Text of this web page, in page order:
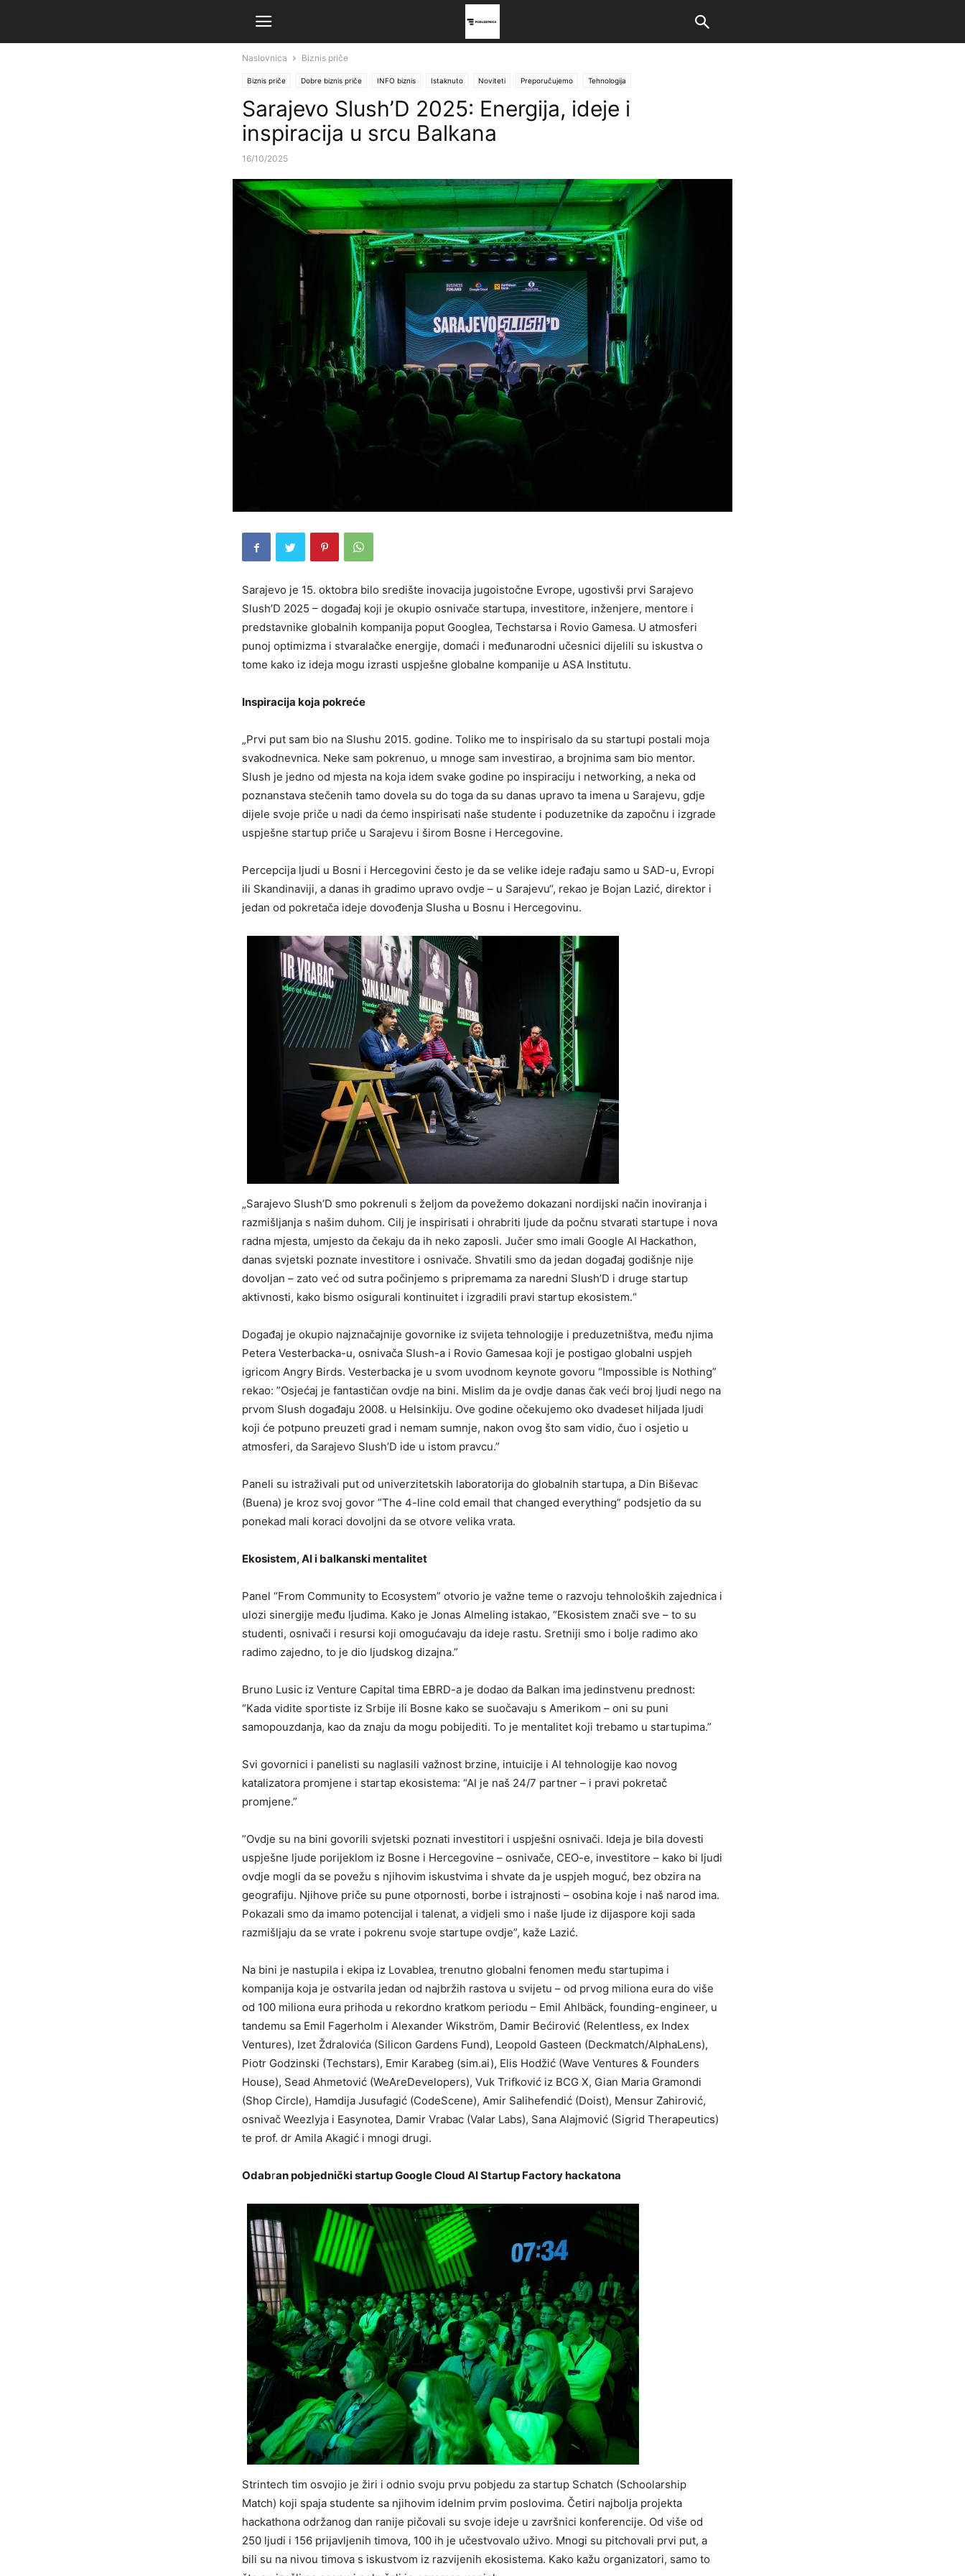
Naslovnica Biznis priče
Biznis priče Dobre biznis priče INFO biznis Istaknuto Noviteti Preporučujemo Tehnologija
Sarajevo Slush’D 2025: Energija, ideje i
inspiracija u srcu Balkana
16/10/2025
Sarajevo je 15. oktobra bilo središte inovacija jugoistočne Evrope, ugostivši prvi Sarajevo
Slush’D 2025 – događaj koji je okupio osnivače startupa, investitore, inženjere, mentore i
predstavnike globalnih kompanija poput Googlea, Techstarsa i Rovio Gamesa. U atmosferi
punoj optimizma i stvaralačke energije, domaći i međunarodni učesnici dijelili su iskustva o
tome kako iz ideja mogu izrasti uspješne globalne kompanije u ASA Institutu.
Inspiracija koja pokreće
„Prvi put sam bio na Slushu 2015. godine. Toliko me to inspirisalo da su startupi postali moja
svakodnevnica. Neke sam pokrenuo, u mnoge sam investirao, a brojnima sam bio mentor.
Slush je jedno od mjesta na koja idem svake godine po inspiraciju i networking, a neka od
poznanstava stečenih tamo dovela su do toga da su danas upravo ta imena u Sarajevu, gdje
dijele svoje priče u nadi da ćemo inspirisati naše studente i poduzetnike da započnu i izgrade
uspješne startup priče u Sarajevu i širom Bosne i Hercegovine.
Percepcija ljudi u Bosni i Hercegovini često je da se velike ideje rađaju samo u SAD-u, Evropi
ili Skandinaviji, a danas ih gradimo upravo ovdje – u Sarajevu“, rekao je Bojan Lazić, direktor i
jedan od pokretača ideje dovođenja Slusha u Bosnu i Hercegovinu.
„Sarajevo Slush’D smo pokrenuli s željom da povežemo dokazani nordijski način inoviranja i
razmišljanja s našim duhom. Cilj je inspirisati i ohrabriti ljude da počnu stvarati startupe i nova
radna mjesta, umjesto da čekaju da ih neko zaposli. Jučer smo imali Google AI Hackathon,
danas svjetski poznate investitore i osnivače. Shvatili smo da jedan događaj godišnje nije
dovoljan – zato već od sutra počinjemo s pripremama za naredni Slush’D i druge startup
aktivnosti, kako bismo osigurali kontinuitet i izgradili pravi startup ekosistem.“
Događaj je okupio najznačajnije govornike iz svijeta tehnologije i preduzetništva, među njima
Petera Vesterbacka-u, osnivača Slush-a i Rovio Gamesaa koji je postigao globalni uspjeh
igricom Angry Birds. Vesterbacka je u svom uvodnom keynote govoru “Impossible is Nothing”
rekao: ”Osjećaj je fantastičan ovdje na bini. Mislim da je ovdje danas čak veći broj ljudi nego na
prvom Slush događaju 2008. u Helsinkiju. Ove godine očekujemo oko dvadeset hiljada ljudi
koji će potpuno preuzeti grad i nemam sumnje, nakon ovog što sam vidio, čuo i osjetio u
atmosferi, da Sarajevo Slush’D ide u istom pravcu.”
Paneli su istraživali put od univerzitetskih laboratorija do globalnih startupa, a Din Biševac
(Buena) je kroz svoj govor ”The 4-line cold email that changed everything” podsjetio da su
ponekad mali koraci dovoljni da se otvore velika vrata.
Ekosistem, AI i balkanski mentalitet
Panel “From Community to Ecosystem” otvorio je važne teme o razvoju tehnoloških zajednica i
ulozi sinergije među ljudima. Kako je Jonas Almeling istakao, “Ekosistem znači sve – to su
studenti, osnivači i resursi koji omogućavaju da ideje rastu. Sretniji smo i bolje radimo ako
radimo zajedno, to je dio ljudskog dizajna.”
Bruno Lusic iz Venture Capital tima EBRD-a je dodao da Balkan ima jedinstvenu prednost:
“Kada vidite sportiste iz Srbije ili Bosne kako se suočavaju s Amerikom – oni su puni
samopouzdanja, kao da znaju da mogu pobijediti. To je mentalitet koji trebamo u startupima.”
Svi govornici i panelisti su naglasili važnost brzine, intuicije i AI tehnologije kao novog
katalizatora promjene i startap ekosistema: “AI je naš 24/7 partner – i pravi pokretač
promjene.”
”Ovdje su na bini govorili svjetski poznati investitori i uspješni osnivači. Ideja je bila dovesti
uspješne ljude porijeklom iz Bosne i Hercegovine – osnivače, CEO-e, investitore – kako bi ljudi
ovdje mogli da se povežu s njihovim iskustvima i shvate da je uspjeh moguć, bez obzira na
geografiju. Njihove priče su pune otpornosti, borbe i istrajnosti – osobina koje i naš narod ima.
Pokazali smo da imamo potencijal i talenat, a vidjeli smo i naše ljude iz dijaspore koji sada
razmišljaju da se vrate i pokrenu svoje startupe ovdje”, kaže Lazić.
Na bini je nastupila i ekipa iz Lovablea, trenutno globalni fenomen među startupima i
kompanija koja je ostvarila jedan od najbržih rastova u svijetu – od prvog miliona eura do više
od 100 miliona eura prihoda u rekordno kratkom periodu – Emil Ahlbäck, founding-engineer, u
tandemu sa Emil Fagerholm i Alexander Wikström, Damir Bećirović (Relentless, ex Index
Ventures), Izet Ždralovića (Silicon Gardens Fund), Leopold Gasteen (Deckmatch/AlphaLens),
Piotr Godzinski (Techstars), Emir Karabeg (sim.ai), Elis Hodžić (Wave Ventures & Founders
House), Sead Ahmetović (WeAreDevelopers), Vuk Trifković iz BCG X, Gian Maria Gramondi
(Shop Circle), Hamdija Jusufagić (CodeScene), Amir Salihefendić (Doist), Mensur Zahirović,
osnivač Weezlyja i Easynotea, Damir Vrabac (Valar Labs), Sana Alajmović (Sigrid Therapeutics)
te prof. dr Amila Akagić i mnogi drugi.
Odabran pobjednički startup Google Cloud AI Startup Factory hackatona
Strintech tim osvojio je žiri i odnio svoju prvu pobjedu za startup Schatch (Schoolarship
Match) koji spaja studente sa njihovim idelnim prvim poslovima. Četiri najbolja projekta
hackathona održanog dan ranije pičovali su svoje ideje u završnici konferencije. Od više od
250 ljudi i 156 prijavljenih timova, 100 ih je učestvovalo uživo. Mnogi su pitchovali prvi put, a
bili su na nivou timova s iskustvom iz razvijenih ekosistema. Kako kažu organizatori, samo to